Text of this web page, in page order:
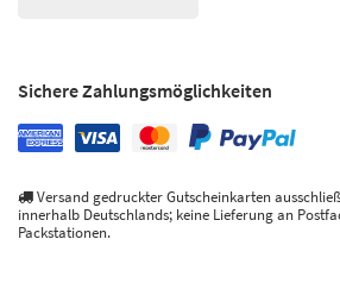
Sichere Zahlungsmöglichkeiten
Versand gedruckter Gutscheinkarten
innerhalb Deutschlands; keine Lieferung an
Packstationen.